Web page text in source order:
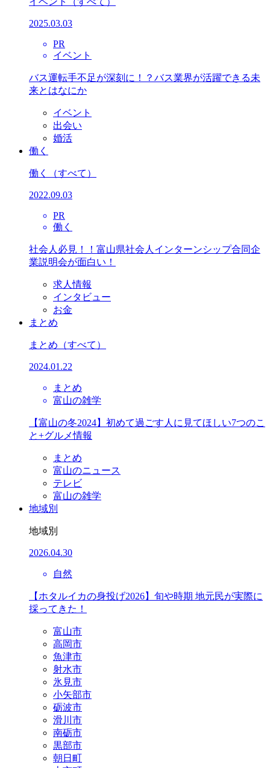
2025.03.03
PR
イベント
バス運転手不足が深刻に！？バス業界が活躍できる未
来とはなにか
イベント
出会い
婚活
働く
働く （すべて）
2022.09.03
PR
働く
社会人必見！！富山県社会人インターンシップ合同企
業説明会が面白い！
求人情報
インタビュー
お金
まとめ
まとめ （すべて）
2024.01.22
まとめ
富山の雑学
【富山の冬2024】初めて過ごす人に見てほしい7つのこ
と+グルメ情報
まとめ
富山のニュース
テレビ
富山の雑学
地域別
地域別
2026.04.30
自然
【ホタルイカの身投げ2026】旬や時期 地元民が実際に
採ってきた！
富山市
高岡市
魚津市
射水市
氷見市
小矢部市
砺波市
滑川市
南砺市
黒部市
朝日町